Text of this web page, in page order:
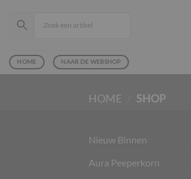
naar
HOME NAAR DE WEBSHOP
HOME SHOP
Nieuw Binnen
Aura Peeperkorn